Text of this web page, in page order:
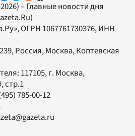
– Главные новости дня
, ОГРН 1067761730376, ИНН
Россия, Москва, Коптевская
117105, г. Москва,
стр.1
785-00-12